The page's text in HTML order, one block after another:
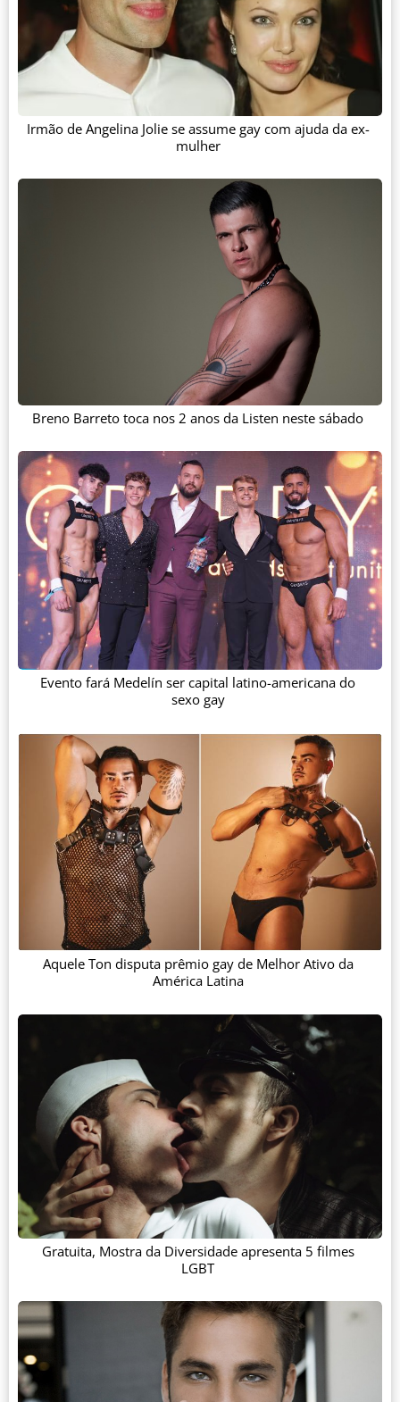
Irmão de Angelina Jolie se assume gay com ajuda da ex-
mulher
Breno Barreto toca nos 2 anos da Listen neste sábado
Evento fará Medelín ser capital latino-americana do
sexo gay
Aquele Ton disputa prêmio gay de Melhor Ativo da
América Latina
Gratuita, Mostra da Diversidade apresenta 5 filmes
LGBT